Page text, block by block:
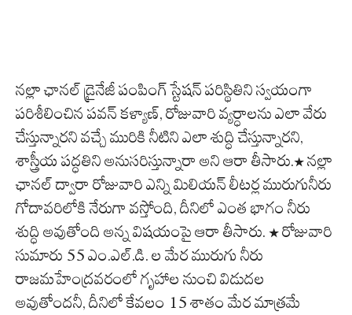
నల్లా ఛానల్ డ్రైనేజీ పంపింగ్ స్టేషన్ పరిస్థితిని స్వయంగా
పరిశీలించిన పవన్ కళ్యాణ్, రోజువారి వ్యర్ధాలను ఎలా వేరు
చేస్తున్నారని వచ్చే మురికి నీటిని ఎలా శుద్ధి చేస్తున్నారని,
శాస్త్రీయ పద్ధతిని అనుసరిస్తున్నారా అని ఆరా తీసారు.* నల్లా
ఛానల్ ద్వారా రోజువారి ఎన్ని మిలియన్ లీటర్ల మురుగునీరు
గోదావరిలోకి నేరుగా వస్తోంది, దీనిలో ఎంత భాగం నీరు
శుద్ధి అవుతోంది అన్న విషయంపై ఆరా తీసారు. * రోజువారి
సుమారు 55 ఎం.ఎల్.డి. ల మేర మురుగు నీరు
రాజమహేంద్రవరంలో గృహాల నుంచి విడుదల
అవుతోందనీ, దీనిలో కేవలం 15 శాతం మేర మాత్రమే